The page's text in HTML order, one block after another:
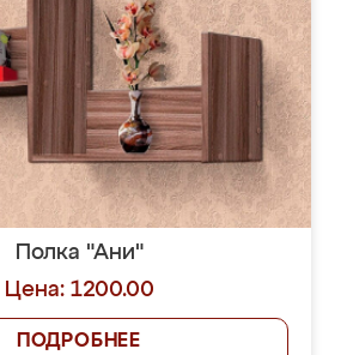
Полка "Ани"
Цена: 1200.00
ПОДРОБНЕЕ